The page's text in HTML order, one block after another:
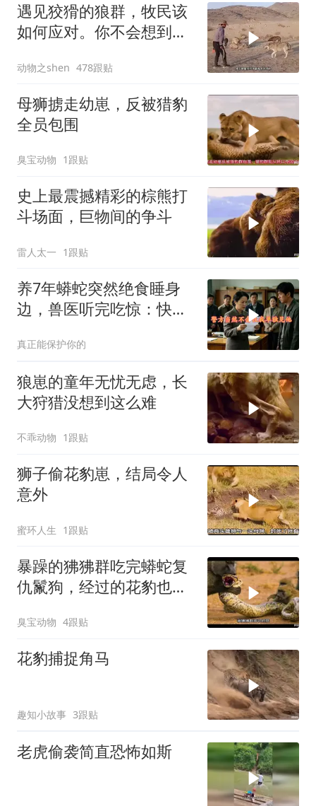
遇见狡猾的狼群，牧民该
如何应对。你不会想到野
动物之shen 478跟贴
母狮掳走幼崽，反被猎豹
全员包围
臭宝动物 1跟贴
史上最震撼精彩的棕熊打
斗场面，巨物间的争斗
雷人太一 1跟贴
养7年蟒蛇突然绝食睡身
边，兽医听完吃惊：快送
真正能保护你的
狼崽的童年无忧无虑，长
大狩猎没想到这么难
不乖动物 1跟贴
狮子偷花豹崽，结局令人
意外
蜜环人生 1跟贴
暴躁的狒狒群吃完蟒蛇复
仇鬣狗，经过的花豹也要
臭宝动物 4跟贴
花豹捕捉角马
趣知小故事 3跟贴
老虎偷袭简直恐怖如斯